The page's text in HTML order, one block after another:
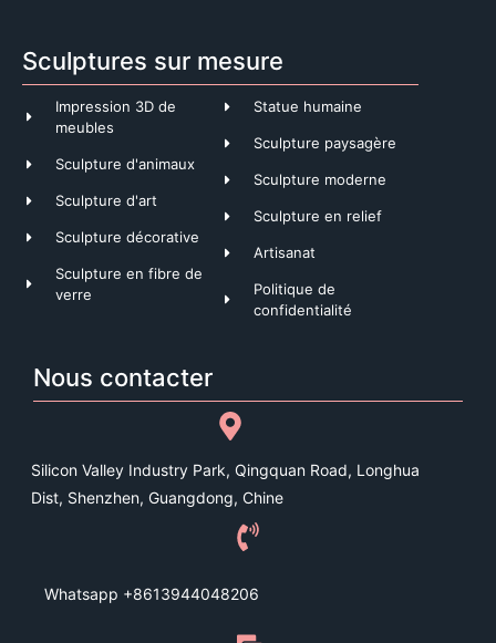
Sculptures sur mesure
Impression 3D de
meubles
Sculpture d'animaux
Sculpture d'art
Sculpture décorative
Sculpture en fibre de
verre
Statue humaine
Sculpture paysagère
Sculpture moderne
Sculpture en relief
Artisanat
Politique de
confidentialité
Nous contacter
Silicon Valley Industry Park, Qingquan Road, Longhua
Dist, Shenzhen, Guangdong, Chine
Whatsapp +8613944048206